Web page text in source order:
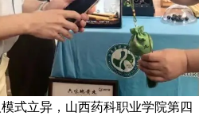
式立异，山西药科职业学院第四